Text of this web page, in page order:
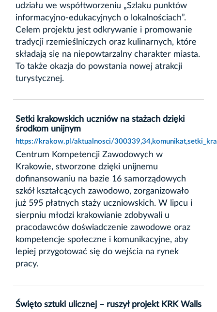
udziału we współtworzeniu „Szlaku punktów
informacyjno-edukacyjnych o lokalnościach”.
Celem projektu jest odkrywanie i promowanie
tradycji rzemieślniczych oraz kulinarnych, które
składają się na niepowtarzalny charakter miasta.
To także okazja do powstania nowej atrakcji
turystycznej.
Setki krakowskich uczniów na stażach dzięki
środkom unijnym
https://krakow.pl/aktualnosci/
Centrum Kompetencji Zawodowych w
Krakowie, stworzone dzięki unijnemu
dofinansowaniu na bazie 16 samorządowych
szkół kształcących zawodowo, zorganizowało
już 595 płatnych staży uczniowskich. W lipcu i
sierpniu młodzi krakowianie zdobywali u
pracodawców doświadczenie zawodowe oraz
kompetencje społeczne i komunikacyjne, aby
lepiej przygotować się do wejścia na rynek
pracy.
Święto sztuki ulicznej – ruszył projekt KRK Walls